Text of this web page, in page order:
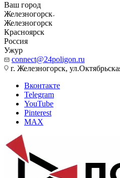
Ваш город
Железногорск
Железногорск
Красноярск
Россия
Ужур
connect@24poligon.ru
г. Железногорск,
Вконтакте
Telegram
YouTube
Pinterest
MAX